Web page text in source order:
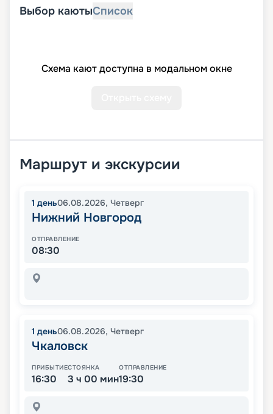
Выбор каютыСписок
Схема кают доступна в модальном окне
Маршрут и экскурсии
1 день06.08.2026, Четверг
Нижний Новгород
ОТПРАВЛЕНИЕ
08:30
1 день06.08.2026, Четверг
Чкаловск
ПРИБЫТИЕ
16:30
СТОЯНКА
3 ч 00 мин
ОТПРАВЛЕНИЕ
19:30